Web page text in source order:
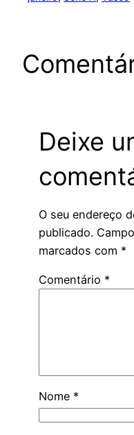
Deixe
O seu endereço
publicado.
marcados com *
Comentário *
Nome *